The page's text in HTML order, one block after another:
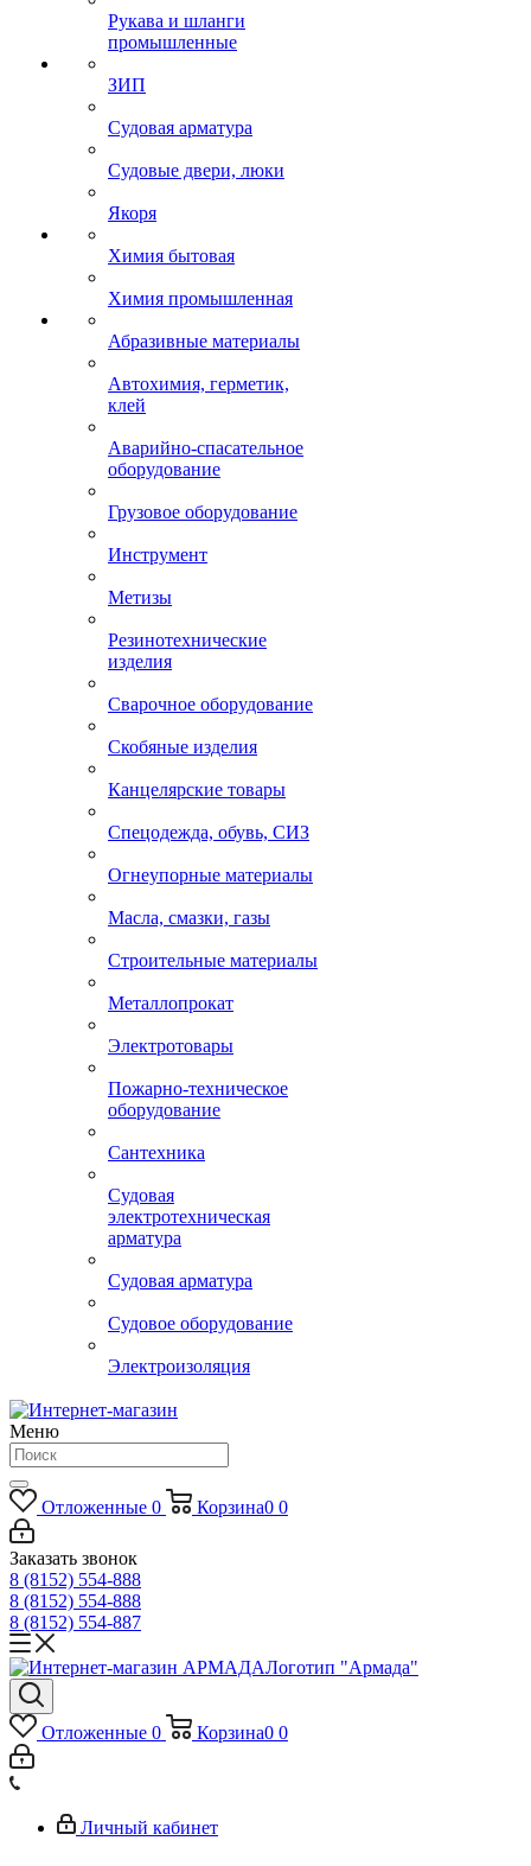
Рукава и шланги
промышленные
ЗИП
Судовая арматура
Судовые двери, люки
Якоря
Химия бытовая
Химия промышленная
Абразивные материалы
Автохимия, герметик,
клей
Аварийно-спасательное
оборудование
Грузовое оборудование
Инструмент
Метизы
Резинотехнические
изделия
Сварочное оборудование
Скобяные изделия
Канцелярские товары
Спецодежда, обувь, СИЗ
Огнеупорные материалы
Масла, смазки, газы
Строительные материалы
Металлопрокат
Электротовары
Пожарно-техническое
оборудование
Сантехника
Судовая
электротехническая
арматура
Судовая арматура
Судовое оборудование
Электроизоляция
Меню
Отложенные 0 Корзина0 0
Заказать звонок
8 (8152) 554-888
8 (8152) 554-888
8 (8152) 554-887
Логотип "Армада"
Отложенные 0 Корзина0 0
Личный кабинет